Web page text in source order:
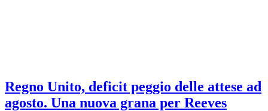
Regno Unito, deficit peggio delle attese ad
agosto. Una nuova grana per Reeves